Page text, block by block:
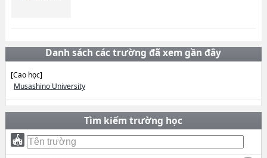
Danh sách các trường đã xem gần đây
[Cao học]
Musashino University
Tìm kiếm trường học